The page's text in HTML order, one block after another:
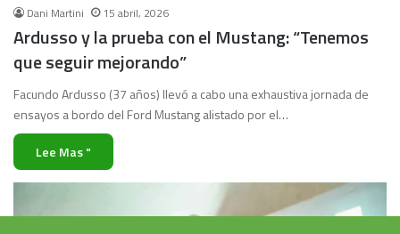
Dani Martini 15 abril, 2026
Ardusso y la prueba con el Mustang: “Tenemos
que seguir mejorando”
Facundo Ardusso (37 años) llevó a cabo una exhaustiva jornada de
ensayos a bordo del Ford Mustang alistado por el…
Lee Mas "